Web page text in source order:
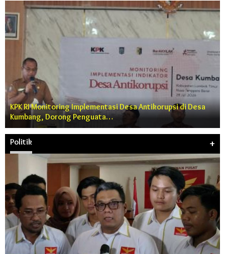
KPK RI Monitoring Implementasi Desa Antikorupsi di Desa
Kumbang, Dorong Penguata…
Politik +